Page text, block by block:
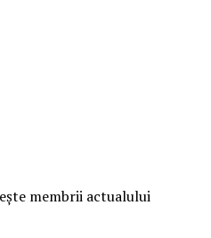
membrii actualului